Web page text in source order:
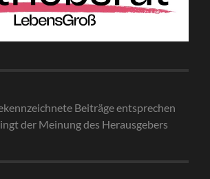
Beiträge entsprechen
der Meinung des Herausgebers